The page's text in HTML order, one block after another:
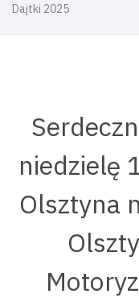
Dajtki 2025
niedzielę
Olsztyna